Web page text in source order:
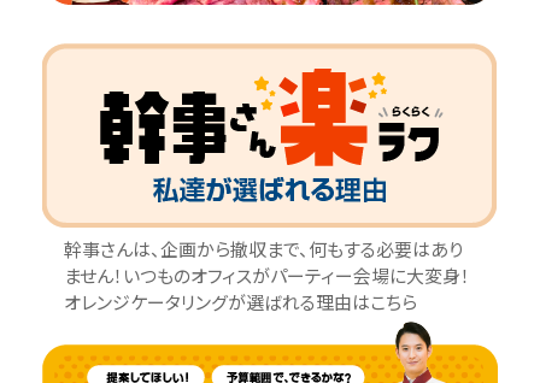
幹事さんは、企画から撤収まで、何もする必要はあり
ません！いつものオフィスがパーティー会場に大変身！
オレンジケータリングが選ばれる理由はこちら